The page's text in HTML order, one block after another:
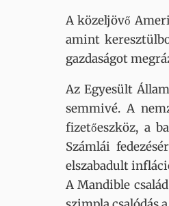
A ​közeljövő
amint
gazdaságot
Az Egyesült
semmivé. A
fizetőeszköz, a
Számlái
elszabadult
A Mandible